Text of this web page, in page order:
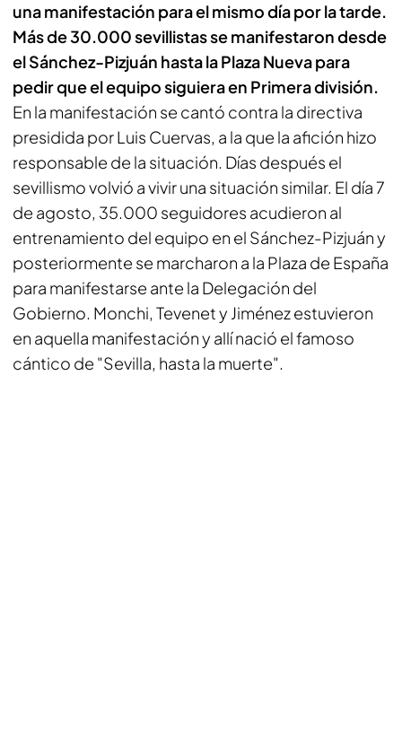
una manifestación para el mismo día por la tarde.
Más de 30.000 sevillistas se manifestaron desde
el Sánchez-Pizjuán hasta la Plaza Nueva para
pedir que el equipo siguiera en Primera división.
En la manifestación se cantó contra la directiva
presidida por Luis Cuervas, a la que la afición hizo
responsable de la situación. Días después el
sevillismo volvió a vivir una situación similar. El día 7
de agosto, 35.000 seguidores acudieron al
entrenamiento del equipo en el Sánchez-Pizjuán y
posteriormente se marcharon a la Plaza de España
para manifestarse ante la Delegación del
Gobierno. Monchi, Tevenet y Jiménez estuvieron
en aquella manifestación y allí nació el famoso
cántico de "Sevilla, hasta la muerte".